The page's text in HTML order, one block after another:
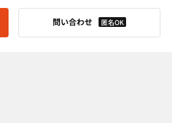
問い合わせ 匿名OK